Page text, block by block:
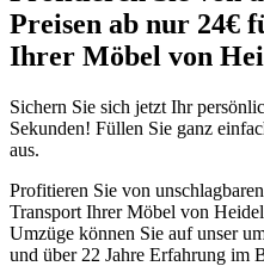
Preisen ab nur 24€
Ihrer Möbel von
Sichern Sie sich jetzt Ihr
Sekunden! Füllen Sie ganz
aus.
Profitieren Sie von
Transport Ihrer Möbel von
Umzüge können Sie auf unser
und über 22 Jahre Erfahrung im